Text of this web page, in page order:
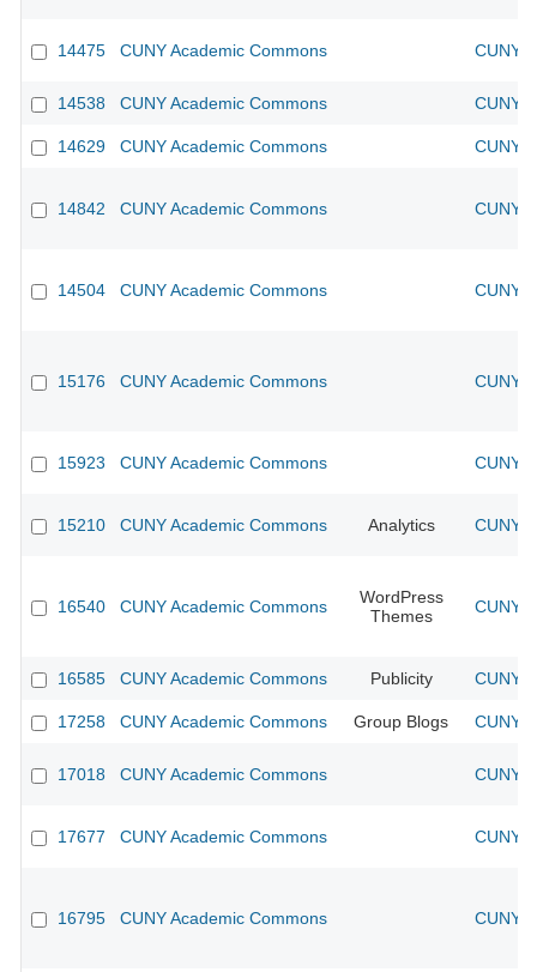
14475 CUNY Academic Commons CUNY
14538 CUNY Academic Commons CUNY
14629 CUNY Academic Commons CUNY
14842 CUNY Academic Commons CUNY
14504 CUNY Academic Commons CUNY
15176 CUNY Academic Commons CUNY
15923 CUNY Academic Commons CUNY
15210 CUNY Academic Commons Analytics CUNY
16540 CUNY Academic Commons
WordPress
Themes
CUNY
16585 CUNY Academic Commons Publicity CUNY
17258 CUNY Academic Commons Group Blogs CUNY
17018 CUNY Academic Commons CUNY
17677 CUNY Academic Commons CUNY
16795 CUNY Academic Commons CUNY